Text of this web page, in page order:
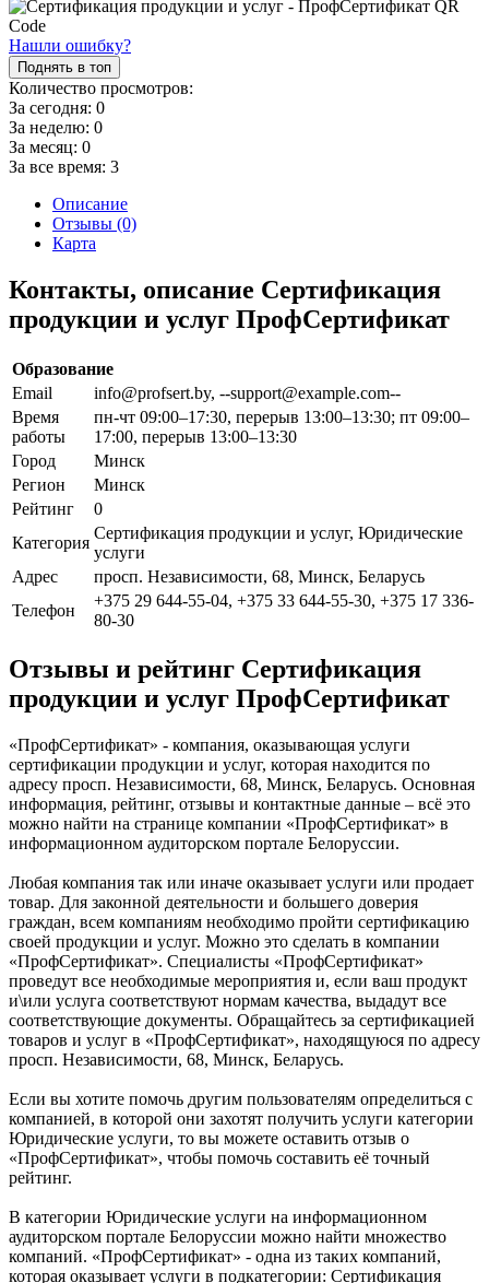
Нашли ошибку?
Поднять в топ
Количество просмотров:
За сегодня: 0
За неделю: 0
За месяц: 0
За все время: 3
Описание
Отзывы (0)
Карта
Контакты, описание Сертификация
продукции и услуг ПрофСертификат
Образование
Email
info@profsert.by, --support@example.com--
Время
работы
пн-чт 09:00–17:30, перерыв 13:00–13:30; пт 09:00–
17:00, перерыв 13:00–13:30
Город
Минск
Регион
Минск
Рейтинг
0
Категория
Сертификация продукции и услуг, Юридические
услуги
Адрес
просп. Независимости, 68, Минск, Беларусь
Телефон
+375 29 644-55-04, +375 33 644-55-30, +375 17 336-
80-30
Отзывы и рейтинг Сертификация
продукции и услуг ПрофСертификат
«ПрофСертификат» - компания, оказывающая услуги
сертификации продукции и услуг, которая находится по
адресу просп. Независимости, 68, Минск, Беларусь. Основная
информация, рейтинг, отзывы и контактные данные – всё это
можно найти на странице компании «ПрофСертификат» в
информационном аудиторском портале Белоруссии.
Любая компания так или иначе оказывает услуги или продает
товар. Для законной деятельности и большего доверия
граждан, всем компаниям необходимо пройти сертификацию
своей продукции и услуг. Можно это сделать в компании
«ПрофСертификат». Специалисты «ПрофСертификат»
проведут все необходимые мероприятия и, если ваш продукт
и\или услуга соответствуют нормам качества, выдадут все
соответствующие документы. Обращайтесь за сертификацией
товаров и услуг в «ПрофСертификат», находящуюся по адресу
просп. Независимости, 68, Минск, Беларусь.
Если вы хотите помочь другим пользователям определиться с
компанией, в которой они захотят получить услуги категории
Юридические услуги, то вы можете оставить отзыв о
«ПрофСертификат», чтобы помочь составить её точный
рейтинг.
В категории Юридические услуги на информационном
аудиторском портале Белоруссии можно найти множество
компаний. «ПрофСертификат» - одна из таких компаний,
которая оказывает услуги в подкатегории: Сертификация